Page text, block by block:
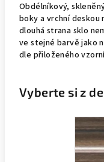
Obdélníkový,
boky a vrchní
dlouhá strana sklo
ve stejné barvě jako
dle přiloženého
Vyberte si z